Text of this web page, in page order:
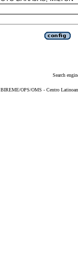
Search
BIREME/OPS/OMS - Centro